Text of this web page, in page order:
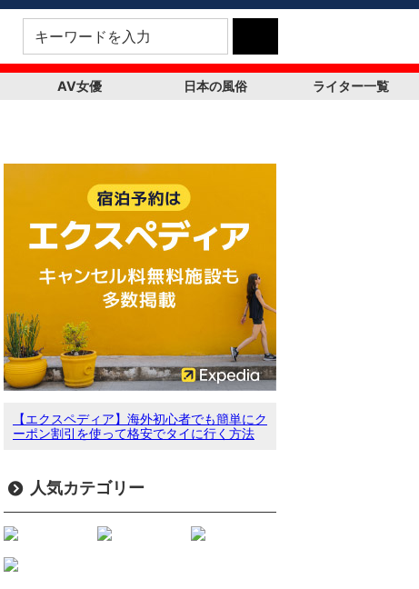
AV女優 日本の風俗 ライター一覧
【エクスペディア】海外初心者でも簡単にク
ーポン割引を使って格安でタイに行く方法
人気カテゴリー